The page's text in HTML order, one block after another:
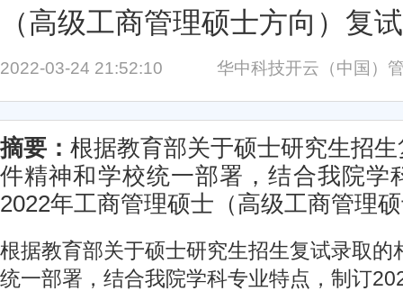
（高级工商管理硕士方向）复
2022-03-24 21:52:10 华中科技开云（中国）
摘要： 根据教育部关于硕士研究生招
件精神和学校统一部署，结合我院学
2022年工商管理硕士（高级工商管理
根据教育部关于硕士研究生招生复试录取的
统一部署，结合我院学科专业特点，制订